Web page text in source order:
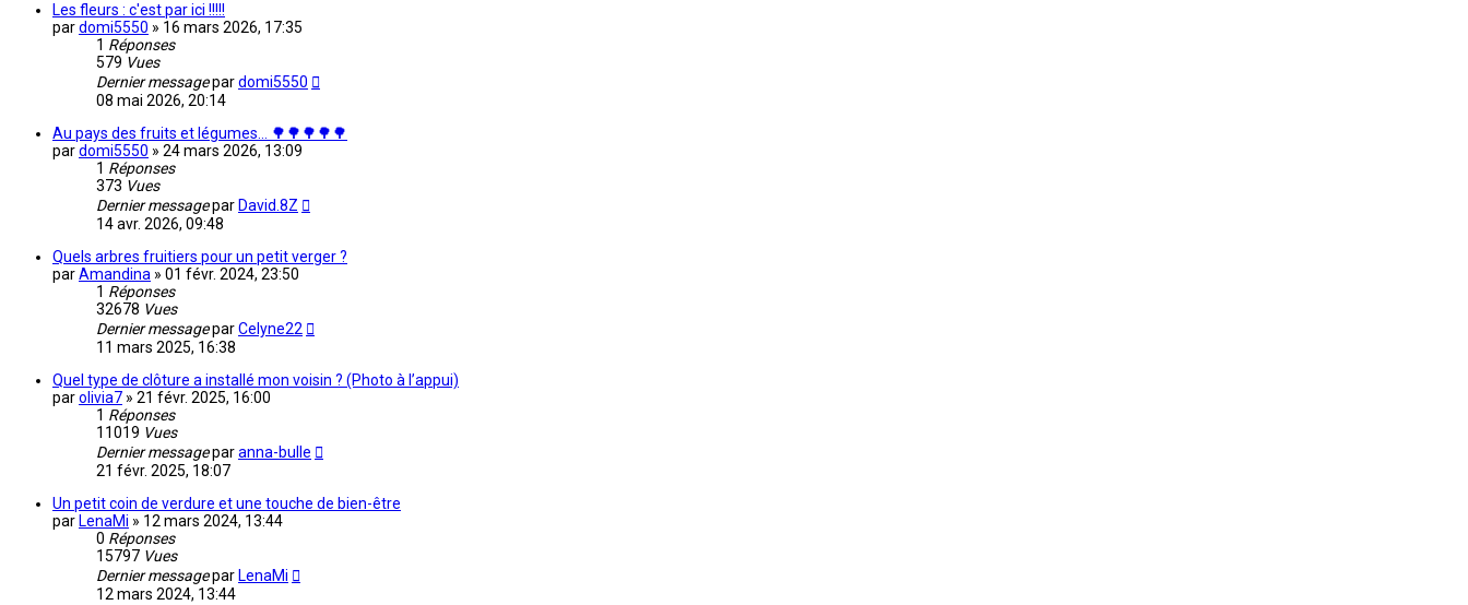
Les fleurs : c'est par ici !!!!!
pardomi5550 » 16 mars 2026, 17:35
1 Réponses
579 Vues
Dernier messagepardomi5550
08 mai 2026, 20:14
Au pays des fruits et légumes... 🌳🌳🌳🌳🌳
pardomi5550 » 24 mars 2026, 13:09
1 Réponses
373 Vues
Dernier messagepar David.8Z
14 avr. 2026, 09:48
Quels arbres fruitiers pour un petit verger ?
parAmandina » 01 févr. 2024, 23:50
1 Réponses
32678 Vues
Dernier messageparCelyne22
11 mars 2025, 16:38
Quel type de clôture a installé mon voisin ? (Photo à l’appui)
parolivia7 » 21 févr. 2025, 16:00
1 Réponses
11019 Vues
Dernier messageparanna-bulle
21 févr. 2025, 18:07
Un petit coin de verdure et une touche de bien-être
par LenaMi » 12 mars 2024, 13:44
0 Réponses
15797 Vues
Dernier messagepar LenaMi
12 mars 2024, 13:44